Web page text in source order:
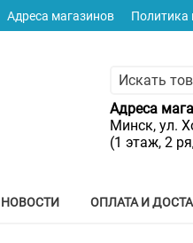
Адреса магазинов Политика
Адреса
Минск, ул.
(1 этаж, 2
НОВОСТИ ОПЛАТА И